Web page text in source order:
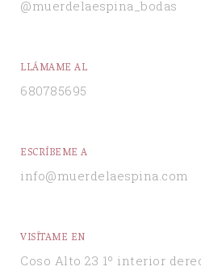
@muerdelaespina_bodas
LLÁMAME AL
680785695
ESCRÍBEME A
info@muerdelaespina.com
VISÍTAME EN
Coso Alto 23 1º interior